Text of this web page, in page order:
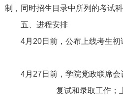
制，同时招生目录中所列的考试科
五、进程安排
4月20日前，公布上线考生初
4月27日前，学院党政联席
复试和录取工作；